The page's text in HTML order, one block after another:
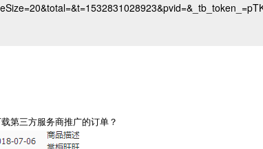
第三方服务商推广的订单？